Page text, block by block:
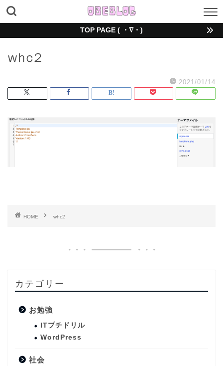
TOP PAGE ( ・∇・)
whc2
2021/01/14
HOME whc2
カテゴリー
お勉強
ITプチドリル
WordPress
社会